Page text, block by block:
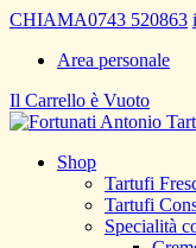
CHIAMA0743 520863
Area personale
Il Carrello è Vuoto
Shop
Tartufi
Tartufi
Specialità